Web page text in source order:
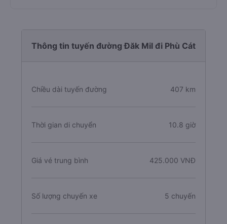
Thông tin tuyến đường Đăk Mil đi Phù Cát
Chiều dài tuyến đường 407 km
Thời gian di chuyển 10.8 giờ
Giá vé trung bình 425.000 VNĐ
Số lượng chuyến xe 5 chuyến